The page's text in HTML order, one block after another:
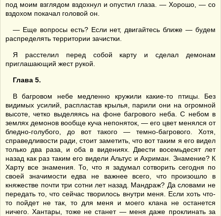
под моим взглядом вздохнул и опустил глаза. — Хорошо, — со
вздохом покачал головой он.
— Еще вопросы есть? Если нет, двигайтесь ближе — будем
распределять территории зачистки.
Я расстелил перед собой карту и сделал демонам
приглашающий жест рукой.
Глава 5.
В багровом небе медленно кружили какие-то птицы. Без
видимых усилий, распластав крылья, парили они на огромной
высоте, четко выделяясь на фоне багрового неба. С небом в
землях демонов вообще куча непоняток, — его цвет менялся от
бледно-голубого, до вот такого — темно-багрового. Хотя,
справедливости ради, стоит заметить, что вот таким я его видел
только два раза, и оба в видениях. Двести восемьдесят лет
назад как раз таким его видели Альтус и Ахриман. Знамение? К
Харту все знамения. То, что я задумал сотворить сегодня по
своей значимости едва не важнее всего, что произошло в
княжестве почти три сотни лет назад. Мандраж? Да словами не
передать то, что сейчас творилось внутри меня. Если хоть что-
то пойдет не так, то для меня и моего клана не останется
ничего. Хантары, тоже не станет — меня даже проклинать за